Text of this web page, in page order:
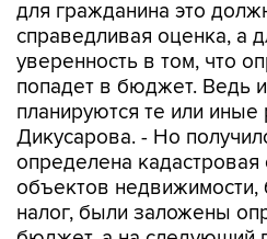
для гражданина это
справедливая оценка, а
уверенность в том, что
попадет в бюджет. Ведь
планируются те или иные
Дикусарова. - Но
определена
объектов
налог, были заложены